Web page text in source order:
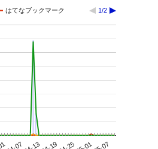
はてなブックマーク 1/2